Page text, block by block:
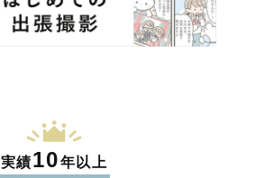
実績10年以上